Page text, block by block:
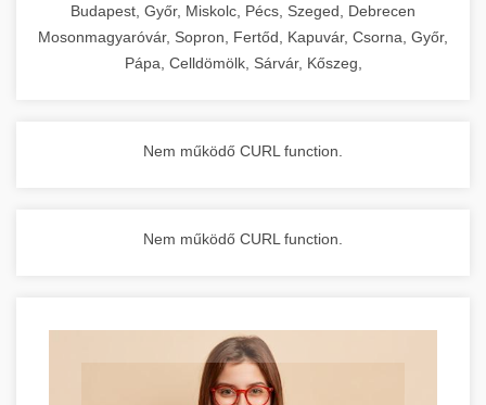
Budapest, Győr, Miskolc, Pécs, Szeged, Debrecen
Mosonmagyaróvár, Sopron, Fertőd, Kapuvár, Csorna, Győr,
Pápa, Celldömölk, Sárvár, Kőszeg,
Nem működő CURL function.
Nem működő CURL function.